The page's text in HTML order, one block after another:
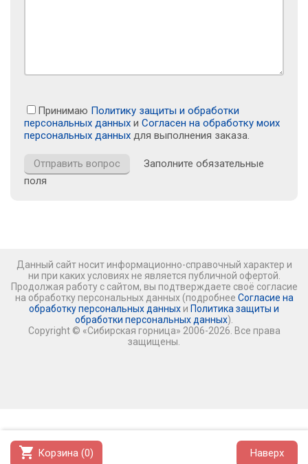
shopping_cart Корзина (0) Наверх
Принимаю Политику защиты и обработки
персональных данных и Согласен на обработку моих
персональных данных для выполнения заказа.
Заполните обязательные
поля
Данный сайт носит информационно-справочный характер и
ни при каких условиях не является публичной офертой.
Продолжая работу с сайтом, вы подтверждаете своё согласие
на обработку персональных данных (подробнее Согласие на
обработку персональных данных и Политика защиты и
обработки персональных данных).
Copyright © «Сибирская горница» 2006-2026. Все права
защищены.